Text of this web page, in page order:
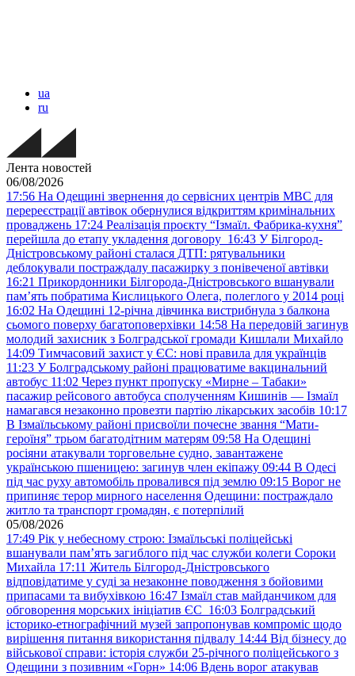
ua
ru
Лента новостей
06/08/2026
17:56 На Одещині звернення до сервісних центрів МВС для
перереєстрації автівок обернулися відкриттям кримінальних
проваджень 17:24 Реалізація проєкту “Ізмаїл. Фабрика-кухня”
перейшла до етапу укладення договору 16:43 У Білгород-
Дністровському районі сталася ДТП: рятувальники
деблокували постраждалу пасажирку з понівеченої автівки
16:21 Прикордонники Білгорода-Дністровського вшанували
пам’ять побратима Кислицького Олега, полеглого у 2014 році
16:02 На Одещині 12-річна дівчинка вистрибнула з балкона
сьомого поверху багатоповерхівки 14:58 На передовій загинув
молодий захисник з Болградської громади Кишлали Михайло
14:09 Тимчасовий захист у ЄС: нові правила для українців
11:23 У Болградському районі працюватиме вакцинальний
автобус 11:02 Через пункт пропуску «Мирне – Табаки»
пасажир рейсового автобуса сполученням Кишинів — Ізмаїл
намагався незаконно провезти партію лікарських засобів 10:17
В Ізмаїльському районі присвоїли почесне звання “Мати-
героїня” трьом багатодітним матерям 09:58 На Одещині
росіяни атакували торговельне судно, завантажене
українською пшеницею: загинув член екіпажу 09:44 В Одесі
під час руху автомобіль провалився під землю 09:15 Ворог не
припиняє терор мирного населення Одещини: постраждало
житло та транспорт громадян, є потерпілий
05/08/2026
17:49 Рік у небесному строю: Ізмаїльські поліцейські
вшанували пам’ять загиблого під час служби колеги Сороки
Михайла 17:11 Житель Білгород-Дністровського
відповідатиме у суді за незаконне поводження з бойовими
припасами та вибухівкою 16:47 Ізмаїл став майданчиком для
обговорення морських ініціатив ЄС 16:03 Болградський
історико-етнографічний музей запропонував компроміс щодо
вирішення питання використання підвалу 14:44 Від бізнесу до
військової справи: історія служби 25-річного поліцейського з
Одещини з позивним «Горн» 14:06 Вдень ворог атакував